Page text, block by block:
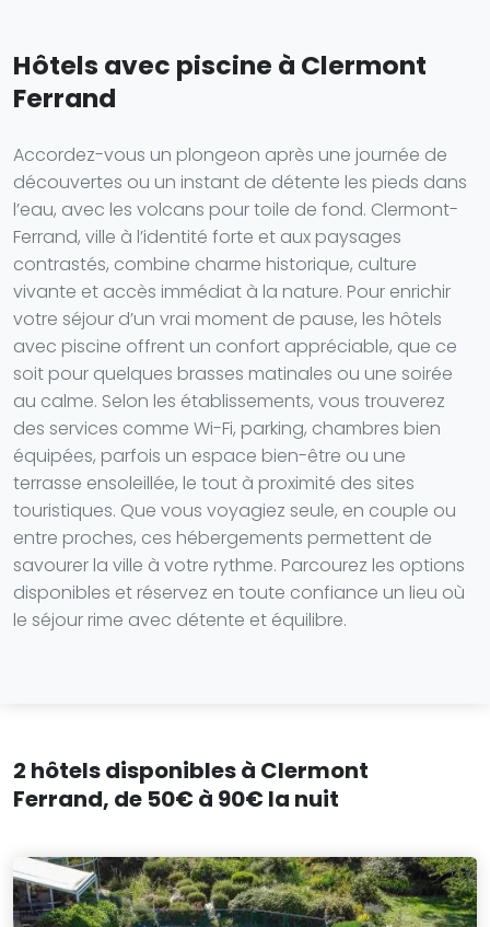
Hôtels avec piscine à Clermont
Ferrand
Accordez-vous un plongeon après une journée de
découvertes ou un instant de détente les pieds dans
l’eau, avec les volcans pour toile de fond. Clermont-
Ferrand, ville à l’identité forte et aux paysages
contrastés, combine charme historique, culture
vivante et accès immédiat à la nature. Pour enrichir
votre séjour d’un vrai moment de pause, les hôtels
avec piscine offrent un confort appréciable, que ce
soit pour quelques brasses matinales ou une soirée
au calme. Selon les établissements, vous trouverez
des services comme Wi-Fi, parking, chambres bien
équipées, parfois un espace bien-être ou une
terrasse ensoleillée, le tout à proximité des sites
touristiques. Que vous voyagiez seule, en couple ou
entre proches, ces hébergements permettent de
savourer la ville à votre rythme. Parcourez les options
disponibles et réservez en toute confiance un lieu où
le séjour rime avec détente et équilibre.
2 hôtels disponibles à Clermont
Ferrand, de 50€ à 90€ la nuit